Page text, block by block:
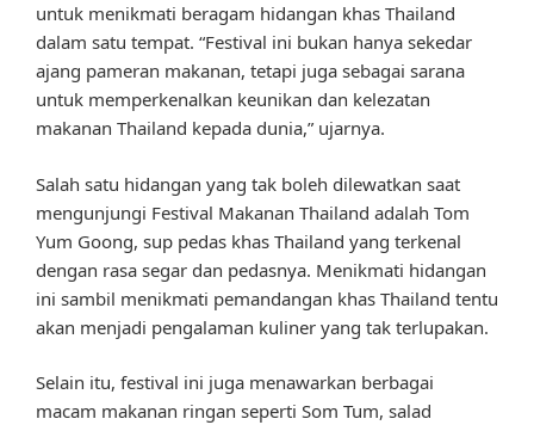
untuk menikmati beragam hidangan khas Thailand
dalam satu tempat. “Festival ini bukan hanya sekedar
ajang pameran makanan, tetapi juga sebagai sarana
untuk memperkenalkan keunikan dan kelezatan
makanan Thailand kepada dunia,” ujarnya.
Salah satu hidangan yang tak boleh dilewatkan saat
mengunjungi Festival Makanan Thailand adalah Tom
Yum Goong, sup pedas khas Thailand yang terkenal
dengan rasa segar dan pedasnya. Menikmati hidangan
ini sambil menikmati pemandangan khas Thailand tentu
akan menjadi pengalaman kuliner yang tak terlupakan.
Selain itu, festival ini juga menawarkan berbagai
macam makanan ringan seperti Som Tum, salad